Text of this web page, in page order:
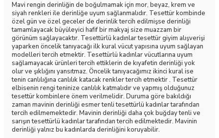
Mavi rengin derinliğin de boğulmamak için mor, beyaz, krem ve
siyah renkleri ile derinliğe uyum sağlanmalıdır. Tesettür kombinde
özel gün ve özel geceler de derinlik tercih edilmişse derinliği
tamamlayacak büyüleyici hafif bir makyaj size muazzam bir
görünüm sağlayacaktır. Tesettürlü kadınlar tesettür giyim alışverişi
yaparken öncelik tanıyacağı ilk kural vücut yapısına uyum sağlayan
modelleri tercih etmektir. Tesettürlü kadınlar vücutlarına uyum
sağlamayacak ürünleri tercih ettiklerin de kıyafetin derinliği yok
olur ve şıklığını yansıtmaz. Öncelik tanıyacağımız ikinci kural ise
tenin canlılığına canlılık katacak renkler tercih etmektir . Tesettür
elbisenin rengi teninize canlılık katmalıdır ve yapmış olduğunuz
tesettür kombinlere önem verilmelidir. Duruma göre bakıldığı
zaman mavinin derinliği esmer tenli tesettürlü kadınlar tarafından
tercih edilmemektedir. Mavinin derinliği daha çok buğday tenli ve
sarışın tesettürlü kadınlar tarafından tercih edilmektedir. Mavinin
derinliği yalnız bu kadınlarda derinliğini koruyabilir.